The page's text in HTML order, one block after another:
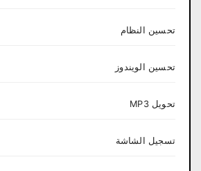
تحسين النظام
تحسين الويندوز
تحويل MP3
تسجيل الشاشة